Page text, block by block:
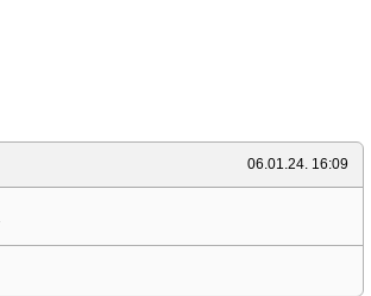
06.01.24. 16:09